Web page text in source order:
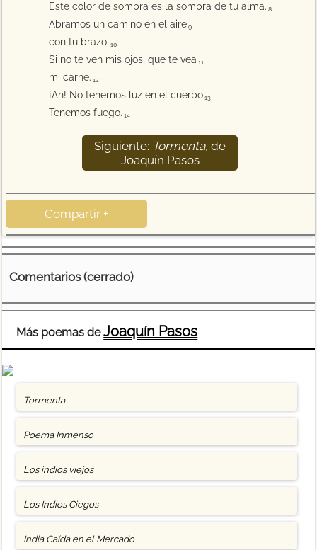
Este color de sombra es la sombra de tu alma. 8
Abramos un camino en el aire 9
con tu brazo. 10
Si no te ven mis ojos, que te vea 11
mi carne. 12
¡Ah! No tenemos luz en el cuerpo 13
Tenemos fuego. 14
Siguiente: Tormenta, de
Joaquín Pasos
Compartir +
Comentarios (cerrado)
Más poemas deJoaquín Pasos
Tormenta
Poema Inmenso
Los indios viejos
Los Indios Ciegos
India Caída en el Mercado